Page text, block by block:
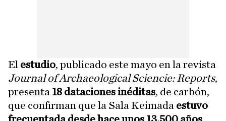
El estudio, publicado este mayo en la revista
Journal of Archaeological Sciencie: Reports,
presenta 18 dataciones inéditas, de carbón,
que confirman que la Sala Keimada estuvo